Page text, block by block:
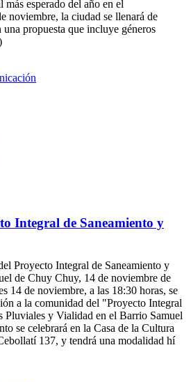
esperado del año en el
noviembre, la ciudad se llenará de
propuesta que incluye géneros
Integral de Saneamiento y
Proyecto Integral de Saneamiento y
de Chuy Chuy, 14 de noviembre de
14 de noviembre, a las 18:30 horas, se
a la comunidad del "Proyecto Integral
Pluviales y Vialidad en el Barrio Samuel
se celebrará en la Casa de la Cultura
137, y tendrá una modalidad hí